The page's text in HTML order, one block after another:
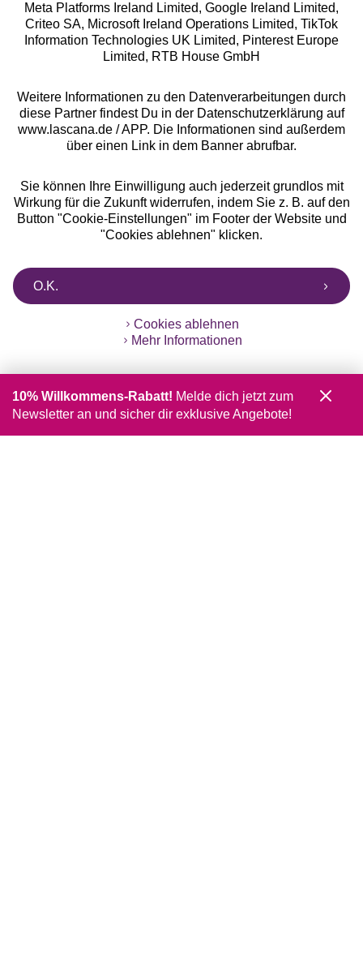
Alle Preise inkl. MwSt., zzgl.
Versandkosten
** Bonität vorausgesetzt, berechtigt zur Bonitätsprüfung
Meta Platforms Ireland Limited, Google Ireland Limited,
Criteo SA, Microsoft Ireland Operations Limited, TikTok
Information Technologies UK Limited, Pinterest Europe
Limited, RTB House GmbH
Weitere Informationen zu den Datenverarbeitungen durch
diese Partner findest Du in der Datenschutzerklärung auf
www.lascana.de / APP. Die Informationen sind außerdem
über einen Link in dem Banner abrufbar.
Sie können Ihre Einwilligung auch jederzeit grundlos mit
Wirkung für die Zukunft widerrufen, indem Sie z. B. auf den
Button "Cookie-Einstellungen" im Footer der Website und
"Cookies ablehnen" klicken.
O.K.
Cookies ablehnen
Mehr Informationen
10% Willkommens-Rabatt! Melde dich jetzt zum
Newsletter an und sicher dir exklusive Angebote!